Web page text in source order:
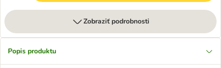
Zobraziť podrobnosti
Popis produktu